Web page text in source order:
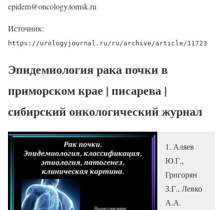
epidem@oncology.tomsk.ru
Источник:
https://urologyjournal.ru/ru/archive/article/11723
Эпидемиология рака почки в
приморском крае | писарева |
сибирский онкологический журнал
1. Аляев
Ю.Г.,
Григорян
З.Г., Левко
А.А.